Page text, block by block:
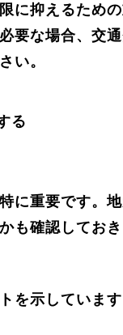
に抑えるため
要な場合、交
い。
る
に重要です。
も確認してお
を示していま